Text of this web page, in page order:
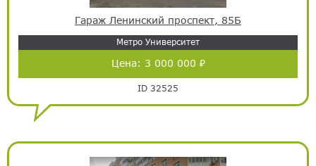
Гараж Ленинский проспект, 85Б
Метро Университет
Цена: 3 000 000 ₽
ID 32525